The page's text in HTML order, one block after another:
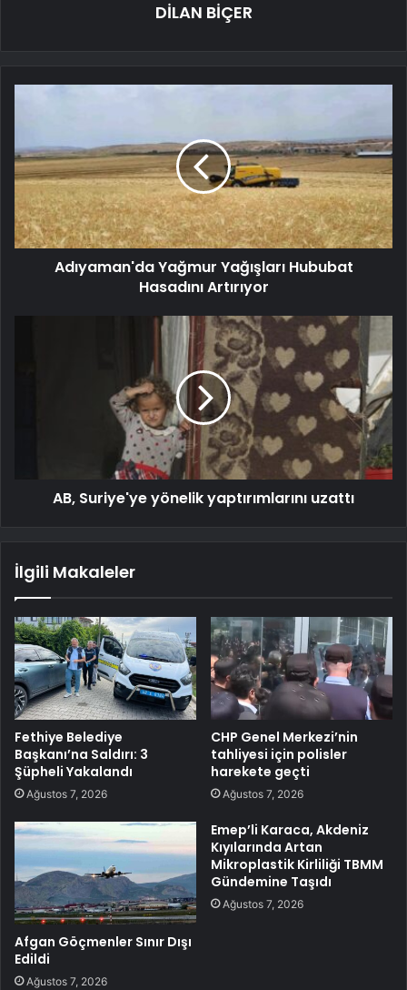
DİLAN BİÇER
Adıyaman'da Yağmur Yağışları Hububat
Hasadını Artırıyor
AB, Suriye'ye yönelik yaptırımlarını uzattı
İlgili Makaleler
Fethiye Belediye
Başkanı’na Saldırı: 3
Şüpheli Yakalandı
Ağustos 7, 2026
CHP Genel Merkezi’nin
tahliyesi için polisler
harekete geçti
Ağustos 7, 2026
Afgan Göçmenler Sınır Dışı
Edildi
Ağustos 7, 2026
Emep’li Karaca, Akdeniz
Kıyılarında Artan
Mikroplastik Kirliliği TBMM
Gündemine Taşıdı
Ağustos 7, 2026